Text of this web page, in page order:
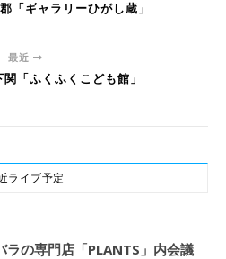
「ギャラリーひがし蔵」
最近
「ふくふくこども館」
ライブ予定
の専門店「PLANTS」内会議